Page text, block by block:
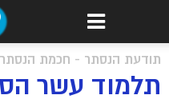
תודעת הנסתר - חכמת הנסתר
תלמוד עשר